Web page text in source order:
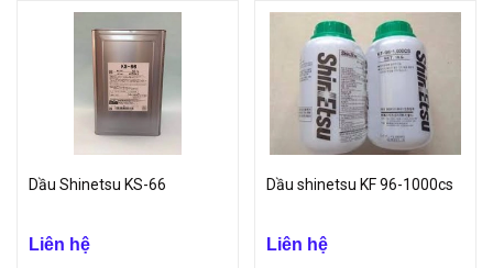
Hiệu quả sử dụng cao,..
Tính ứng dụng của mỡ Shin-Etsu
Mỡ Shin-Etsu được ứng dụng sử dụng để bôi trơn các loại thiết
bị,chi tiết của các sản phẩm máy móc, robot,..sử dụng chủ yếu
trong ngành công nghiệp.
Dầu Shinetsu KS-66
Liên hệ
Dầu shinetsu KF 96-1000cs
Liên hệ